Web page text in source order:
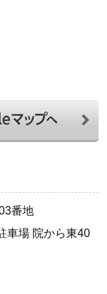
番地
車場 院から東40